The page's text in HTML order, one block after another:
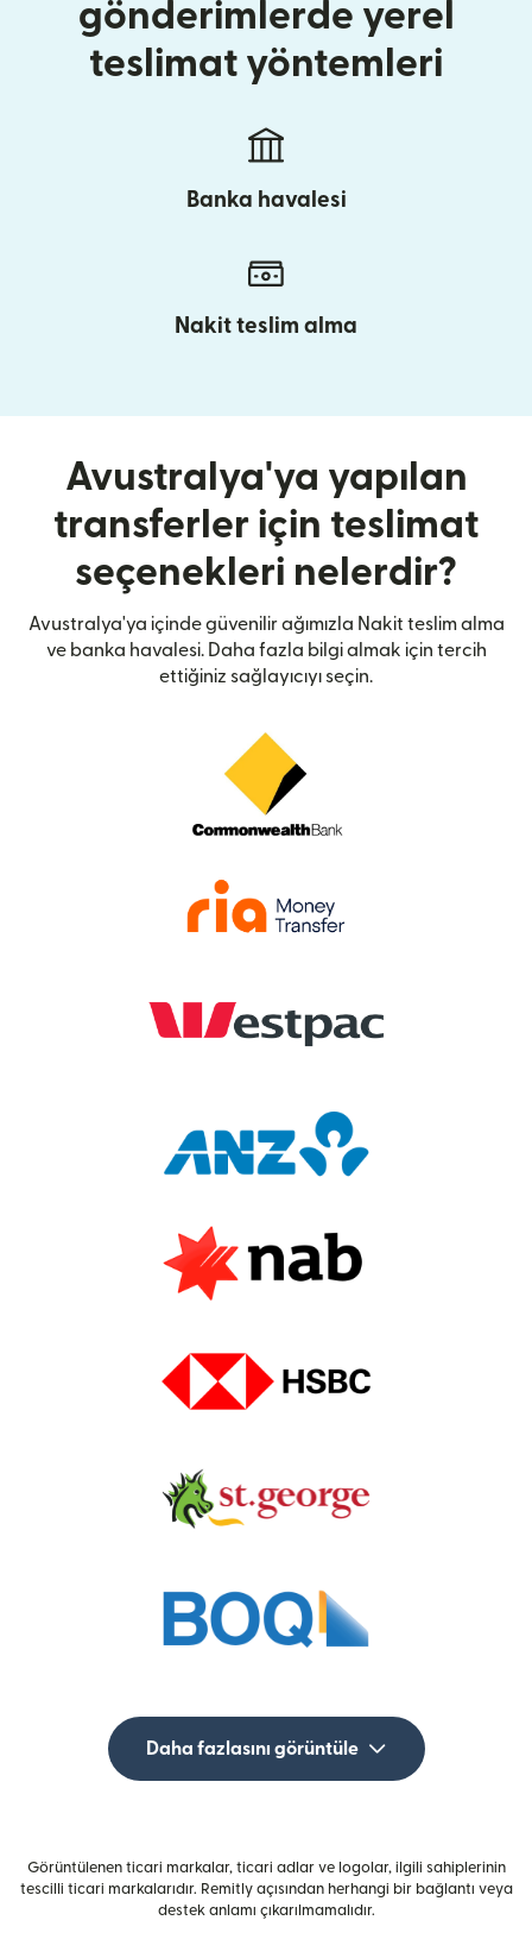
gönderimlerde yerel
teslimat yöntemleri
Banka havalesi
Nakit teslim alma
Avustralya'ya yapılan
transferler için teslimat
seçenekleri nelerdir?
Avustralya'ya içinde güvenilir ağımızla Nakit teslim alma
ve banka havalesi. Daha fazla bilgi almak için tercih
ettiğiniz sağlayıcıyı seçin.
Daha fazlasını görüntüle
Görüntülenen ticari markalar, ticari adlar ve logolar, ilgili sahiplerinin
tescilli ticari markalarıdır. Remitly açısından herhangi bir bağlantı veya
destek anlamı çıkarılmamalıdır.